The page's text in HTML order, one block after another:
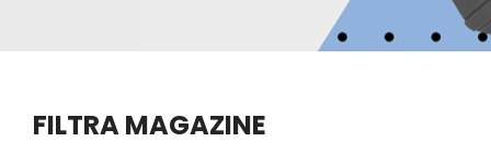
Eventi
FILTRA MAGAZINE